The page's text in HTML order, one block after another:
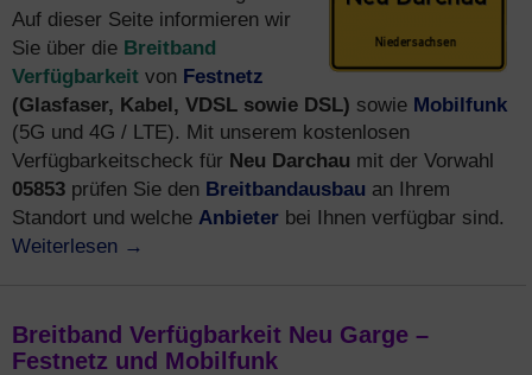
Auf dieser Seite informieren wir
Sie über die Breitband
Verfügbarkeit von Festnetz
(Glasfaser, Kabel, VDSL sowie DSL) sowie Mobilfunk
(5G und 4G / LTE). Mit unserem kostenlosen
Verfügbarkeitscheck für Neu Darchau mit der Vorwahl
05853 prüfen Sie den Breitbandausbau an Ihrem
Standort und welche Anbieter bei Ihnen verfügbar sind.
Weiterlesen →
Breitband Verfügbarkeit Neu Garge –
Festnetz und Mobilfunk